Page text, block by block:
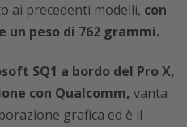
ai precedenti modelli, con
un peso di 762 grammi.
SQ1 a bordo del Pro X,
con Qualcomm, vanta
grafica ed è il